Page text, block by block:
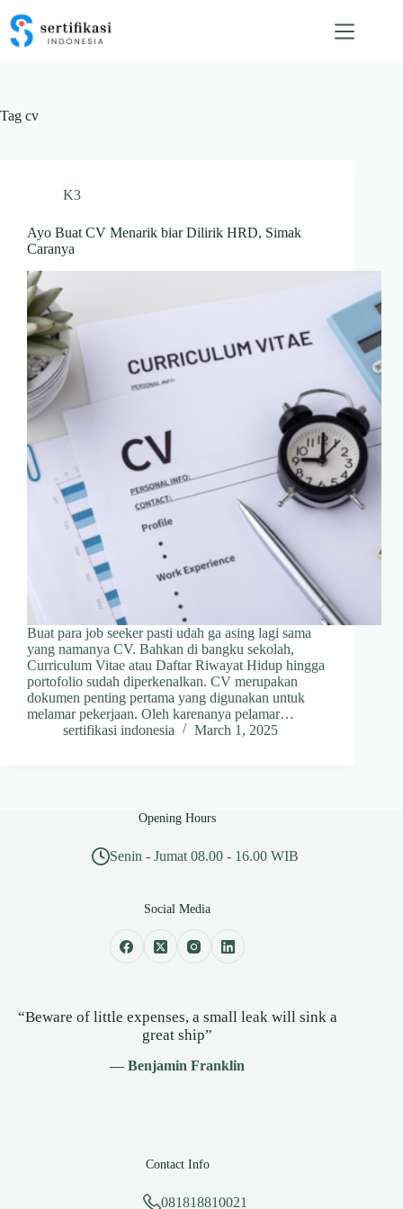
content
Tag cv
K3
Ayo Buat CV Menarik biar Dilirik HRD, Simak
Caranya
Buat para job seeker pasti udah ga asing lagi sama
yang namanya CV. Bahkan di bangku sekolah,
Curriculum Vitae atau Daftar Riwayat Hidup hingga
portofolio sudah diperkenalkan. CV merupakan
dokumen penting pertama yang digunakan untuk
melamar pekerjaan. Oleh karenanya pelamar…
sertifikasi indonesia
March 1, 2025
Opening Hours
Senin - Jumat 08.00 - 16.00 WIB
Social Media
“Beware of little expenses, a small leak will sink a
great ship”
— Benjamin Franklin
Contact Info
081818810021